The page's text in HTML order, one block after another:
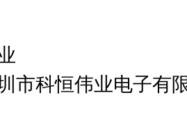
市科恒伟业电子有